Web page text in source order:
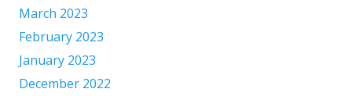
March 2023
February 2023
January 2023
December 2022